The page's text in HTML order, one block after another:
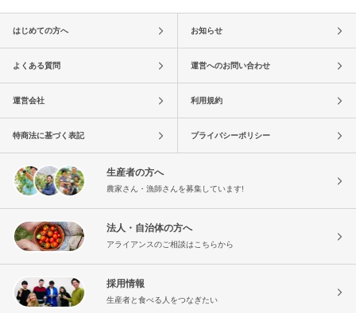
はじめての方へ お知らせ
よくある質問 運営へのお問い合わせ
運営会社 利用規約
特商法に基づく表記 プライバシーポリシー
生産者の方へ
農家さん・漁師さんを募集しています!
法人・自治体の方へ
アライアンスのご相談はこちらから
採用情報
生産者と食べる人をつなぎたい